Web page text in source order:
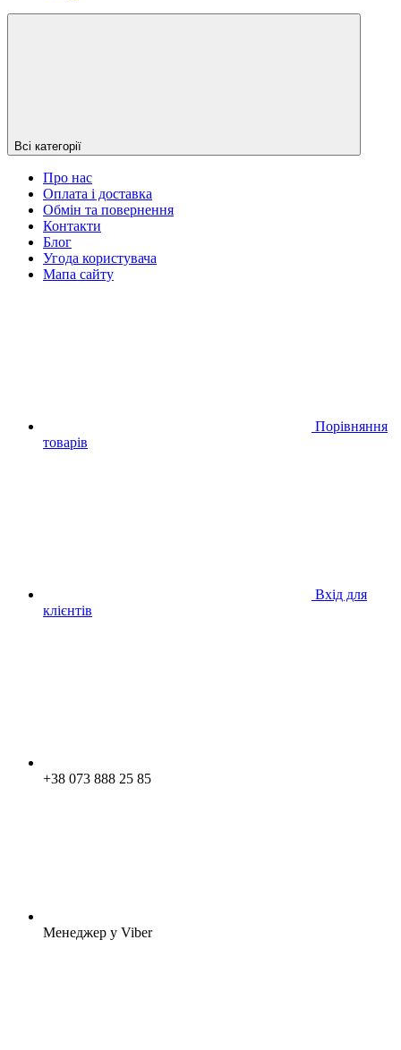
Всі категорії
Про нас
Оплата і доставка
Обмін та повернення
Контакти
Блог
Угода користувача
Мапа сайту
Порівняння
товарів
Вхід для
клієнтів
+38 073 888 25 85
Менеджер у Viber